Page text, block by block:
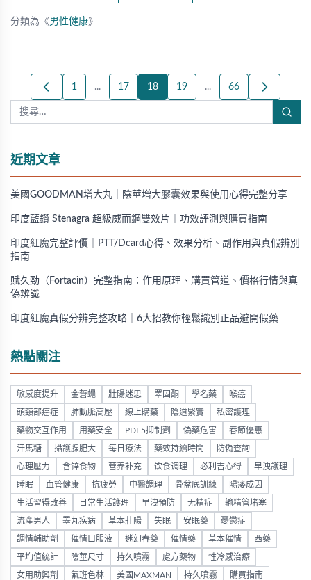
分類為《男性健康》
1 ... 17 18 19 ... 66
近期文章
美國GOODMAN增大丸｜陰莖增大膠囊效果與使用心得完整分享
印度藍鑽 Stenagra 超級威而鋼雙效片｜功效評測與購買指南
印度紅魔完整評價｜PTT/Dcard心得、效果分析、副作用與真假辨別
指南
賦久勁（Fortacin）完整指南：作用原理、購買管道、價格行情與真
偽辨識
印度紅魔真假分辨完整攻略｜6大招教你輕鬆識別正品避開假藥
熱點關注
敏感度提升 金蒼蠅 壯陽迷思 睪固酮 學名藥 喉癌
頭頸部癌症 肺動脈高壓 線上購藥 陰道緊實 私密護理
藥物交互作用 用藥安全 PDE5抑制劑 偽藥危害 春節優惠
汗馬糖 攝護腺肥大 每日療法 藥效持續時間 防偽查詢
心理壓力 含锌食物 营养补充 饮食调理 必利吉心得 早洩護理
睡眠 血管健康 抗疲勞 中醫調理 骨盆底訓練 陽痿成因
生活習得改善 日常生活護理 早洩預防 无精症 输精管堵塞
流產男人 睪丸疾病 草本壯陽 失眠 安眠藥 憂鬱症
調情輔助劑 催情口服液 迷幻春藥 催情藥 草本催情 西藥
平均值統計 陰莖尺寸 持久噴霧 處方藥物 性冷感治療
女用助興劑 氟班色林 美國MAXMAN 持久噴霧 購買指南